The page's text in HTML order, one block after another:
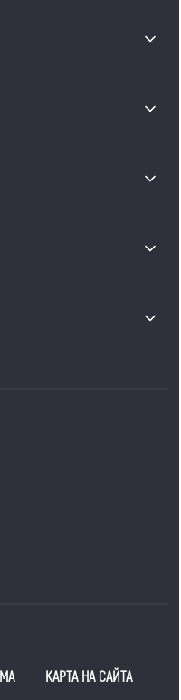
КАРТА НА САЙТА